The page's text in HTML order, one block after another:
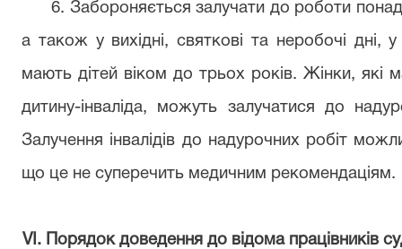
6. Забороняється залучати до роботи
а також у вихідні, святкові та неробочі дні,
мають дітей віком до трьох років. Жінки, які
дитину-інваліда, можуть залучатися до
Залучення інвалідів до надурочних робіт
що це не суперечить медичним рекомендаціям.
VІ. Порядок доведення до відома працівників